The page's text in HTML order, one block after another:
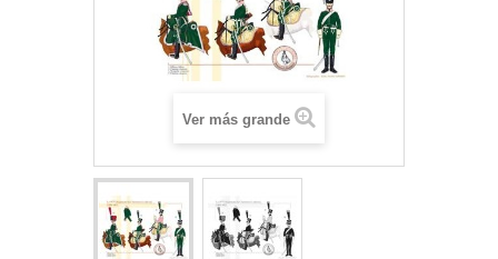
Ver más grande